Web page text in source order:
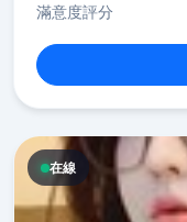
滿意度評分
在線